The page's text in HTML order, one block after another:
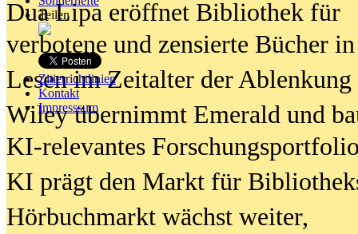
Teilen
Zitierrichtlinien
Kontakt
Impresssum
Dua Lipa eröffnet Bibliothek für
verbotene und zensierte Bücher
Lesen im Zeitalter der Ablenkung
Wiley übernimmt Emerald und
KI-relevantes
KI prägt den Markt für
Hörbuchmarkt wächst weiter,